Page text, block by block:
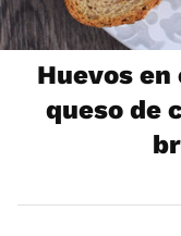
Huevos
queso de